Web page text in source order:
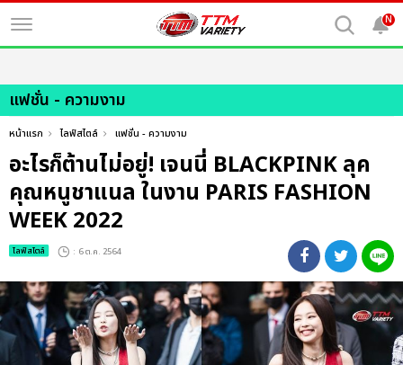
N
แฟชั่น - ความงาม
หน้าแรก ไลฟ์สไตล์ แฟชั่น - ความงาม
อะไรก็ต้านไม่อยู่! เจนนี่ BLACKPINK ลุค
คุณหนูชาแนล ในงาน PARIS FASHION
WEEK 2022
ไลฟ์สไตล์ : 6 ต.ค. 2564